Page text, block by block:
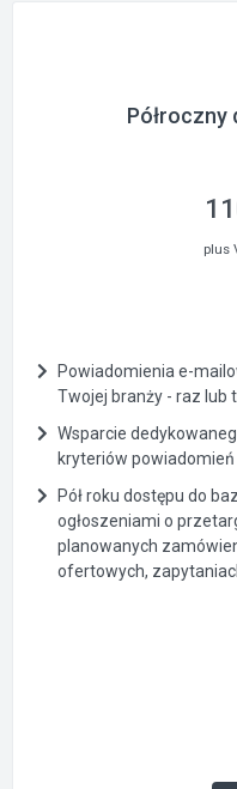
Półroczny
plus
Powiadomienia e-
Twojej branży - raz lub
Wsparcie
kryteriów powiadomień
Pół roku dostępu do
ogłoszeniami o
planowanych
ofertowych,